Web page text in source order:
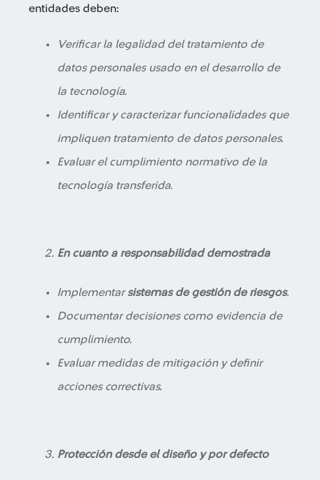
entidades deben:
Verificar la legalidad del tratamiento de
datos personales usado en el desarrollo de
la tecnología.
Identificar y caracterizar funcionalidades que
impliquen tratamiento de datos personales.
Evaluar el cumplimiento normativo de la
tecnología transferida.
En cuanto a responsabilidad demostrada
Implementarsistemas de gestión de riesgos.
Documentar decisiones como evidencia de
cumplimiento.
Evaluar medidas de mitigación y definir
acciones correctivas.
Protección desde el diseño y por defecto